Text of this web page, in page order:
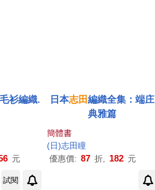
衫編織.
元
日本志田編織全集：端庄
典雅篇
簡體書
(日)志田瞳
優惠價: 87 折, 182 元
試閱